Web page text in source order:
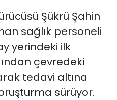
Şükrü Şahin
sağlık personeli
yerindeki ilk
çevredeki
tedavi altına
sürüyor.